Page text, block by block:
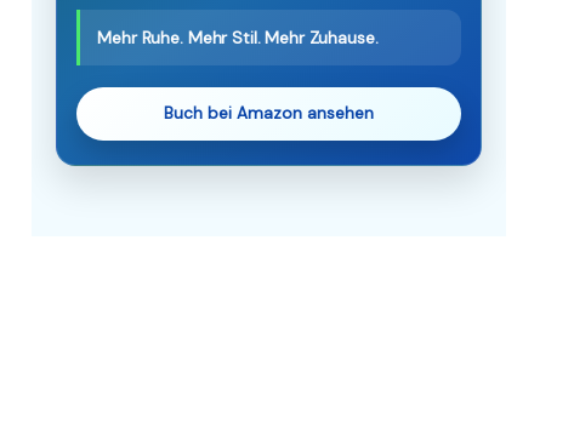
Mehr Ruhe. Mehr Stil. Mehr Zuhause.
Buch bei Amazon ansehen